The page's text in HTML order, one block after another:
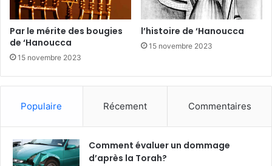
Par le mérite des bougies
de ‘Hanoucca
15 novembre 2023
l’histoire de ‘Hanoucca
15 novembre 2023
Populaire Récement Commentaires
Comment évaluer un dommage
d’après la Torah?